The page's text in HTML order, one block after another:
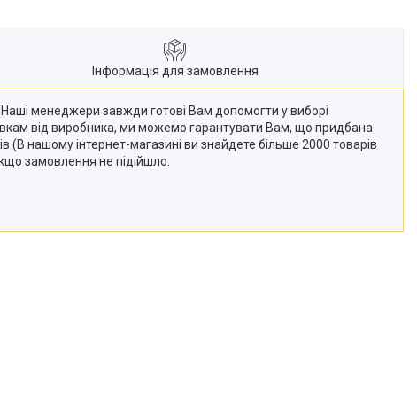
Інформація для замовлення
менеджери завжди готові Вам допомогти у виборі
від виробника, ми можемо гарантувати Вам, що придбана
(В нашому інтернет-магазині ви знайдете більше 2000 товарів
замовлення не підійшло.